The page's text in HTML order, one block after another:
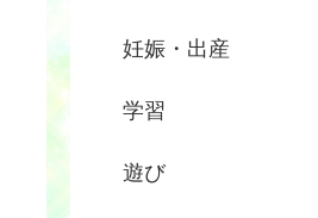
妊娠・出産
学習
遊び